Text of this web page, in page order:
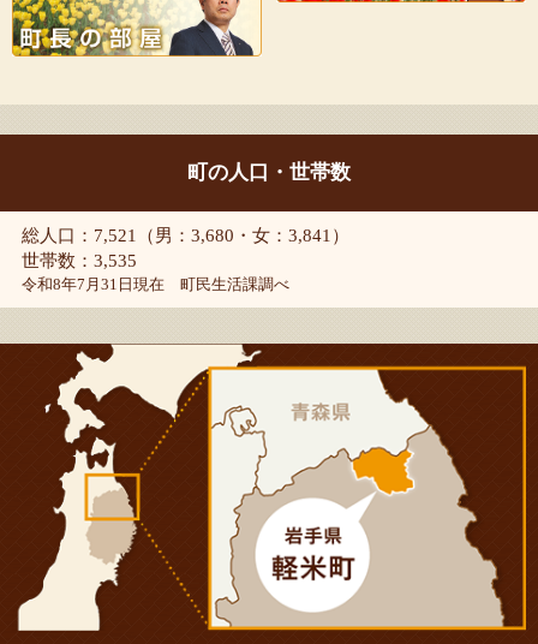
町の人口・世帯数
総人口：7,521（男：3,680・女：3,841）
世帯数：3,535
令和8年7月31日現在 町民生活課調べ